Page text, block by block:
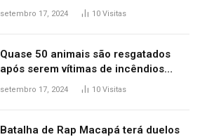
estaca de cerca e agredi-lo
setembro 17, 2024 10 Visitas
Quase 50 animais são resgatados
após serem vítimas de incêndios
florestais no Tocantins
setembro 17, 2024 10 Visitas
Batalha de Rap Macapá terá duelos